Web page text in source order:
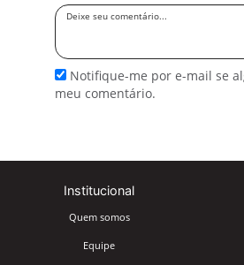
Deixe
Notifique-me por e-mail se
meu comentário.
Institucional
Quem somos
Equipe